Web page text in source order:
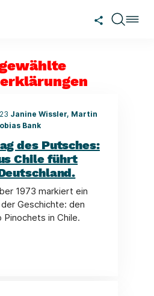
Janine Wissler, Martin
Bank
des Putsches:
Chile führt
1973 markiert ein
Geschichte: den
in Chile.